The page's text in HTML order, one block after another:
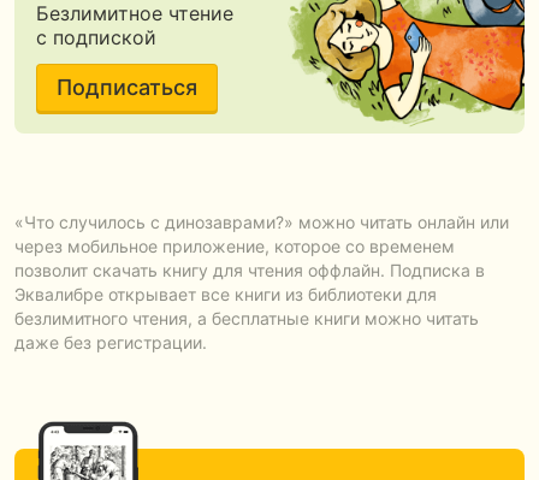
Безлимитное чтение
с подпиской
Подписаться
«Что случилось с динозаврами?» можно читать онлайн или
через мобильное приложение, которое со временем
позволит скачать книгу для чтения оффлайн. Подписка в
Эквалибре открывает все книги из библиотеки для
безлимитного чтения, а бесплатные книги можно читать
даже без регистрации.